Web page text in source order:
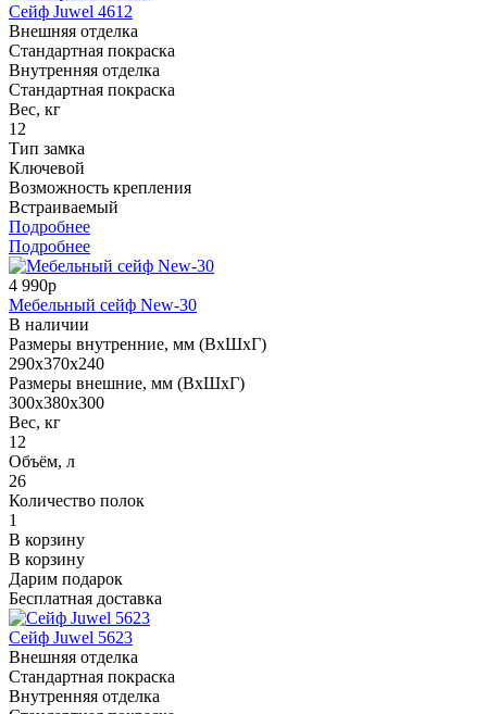
Сейф Juwel 4612
Внешняя отделка
Стандартная покраска
Внутренняя отделка
Стандартная покраска
Вес, кг
12
Тип замка
Ключевой
Возможность крепления
Встраиваемый
Подробнее
Подробнее
4 990р
Мебельный сейф New-30
В наличии
Размеры внутренние, мм (ВхШхГ)
290x370x240
Размеры внешние, мм (ВхШхГ)
300x380x300
Вес, кг
12
Объём, л
26
Количество полок
1
В корзину
В корзину
Дарим подарок
Бесплатная доставка
Сейф Juwel 5623
Внешняя отделка
Стандартная покраска
Внутренняя отделка